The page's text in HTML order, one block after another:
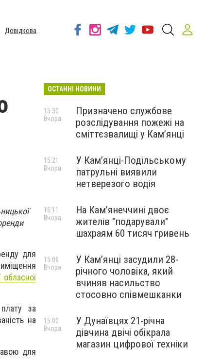
Довідкова
для
обласної
за
на
для
ОСТАННІ НОВИНИ
Призначено службове
розслідування пожежі на
сміттєзвалищі у Кам’янці
15:30
Вчора
У Кам’янці-Подільському
патрульні виявили
нетверезого водія
15:21
Вчора
На Камʼянеччині двоє
жителів "подарували"
шахраям 60 тисяч гривень
15:11
Вчора
У Камʼянці засудили 28-
річного чоловіка, який
вчиняв насильство
стосовно співмешканки
15:06
Вчора
У Дунаївцях 21-річна
дівчина двічі обікрала
магазин цифрової техніки
15:00
Вчора